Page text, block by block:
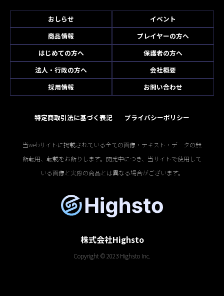
おしらせ
イベント
商品情報
プレイヤーの方へ
はじめての方へ
保護者の方へ
法人・行政の方へ
会社概要
採用情報
お問い合わせ
特定商取引法に基づく表記 プライバシーポリシー
当webサイトに掲載されている全ての画像・テキスト・データの無
断転用、転載をお断りします。開発中につき、当サイトで使用して
いる画像と実際の商品とは異なる場合がございます。
株式会社Highsto
Copyright © 2023 Highsto Inc.